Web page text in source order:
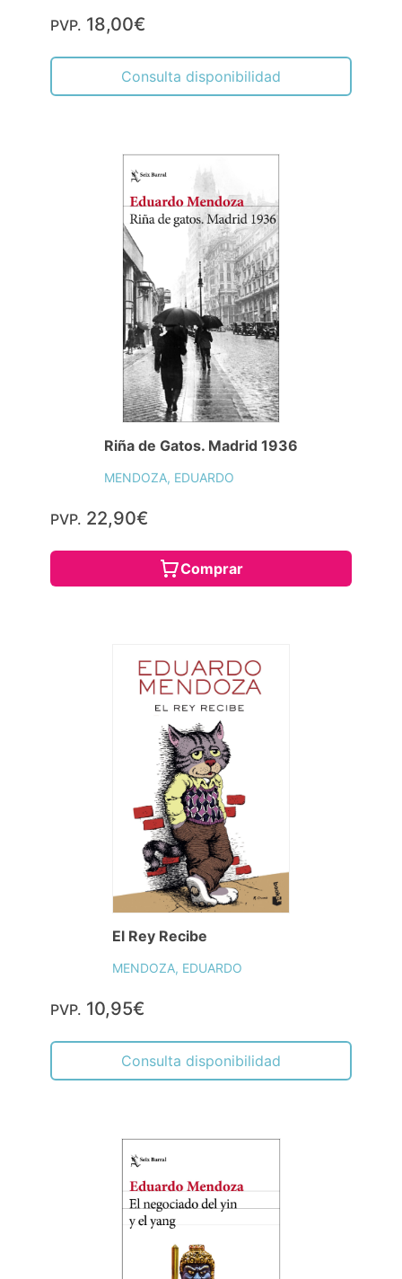
PVP. 18,00€
Consulta disponibilidad
Riña de Gatos. Madrid 1936
MENDOZA, EDUARDO
PVP. 22,90€
Comprar
El Rey Recibe
MENDOZA, EDUARDO
PVP. 10,95€
Consulta disponibilidad